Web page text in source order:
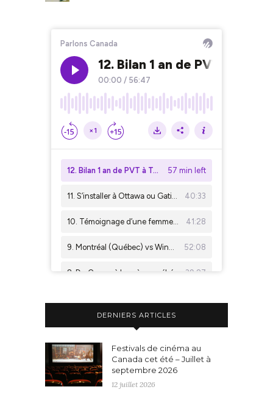
DERNIERS ARTICLES
Festivals de cinéma au
Canada cet été – Juillet à
septembre 2026
12 juillet 2026